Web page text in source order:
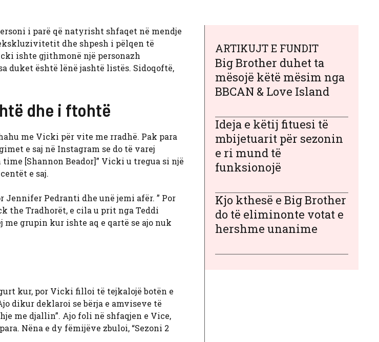
i parë që natyrisht shfaqet në mendje
dhe shpesh i pëlqen të
ishte gjithmonë një personazh
duket është lënë jashtë listës. Sidoqoftë,
dhe i ftohtë
me Vicki për vite me rradhë. Pak para
e saj në Instagram se do të varej
[Shannon Beador]” Vicki u tregua si një
e saj.
Jennifer Pedranti dhe unë jemi afër. ” Por
the Tradhorët, e cila u prit nga Teddi
grupin kur ishte aq e qartë se ajo nuk
kur, por Vicki filloi të tejkalojë botën e
dikur deklaroi se bërja e amviseve të
me djallin”. Ajo foli në shfaqjen e Vice,
Nëna e dy fëmijëve zbuloi, “Sezoni 2
ARTIKUJT E FUNDIT
Big Brother duhet ta
mësojë këtë mësim nga
BBCAN & Love Island
Ideja e këtij fituesi të
mbijetuarit për sezonin
e ri mund të
funksionojë
Kjo kthesë e Big Brother
do të eliminonte votat e
hershme unanime